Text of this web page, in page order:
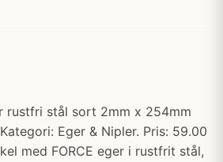
rustfri stål sort 2mm x 254mm
Eger & Nipler. Pris: 59.00
med FORCE eger i rustfrit stål,